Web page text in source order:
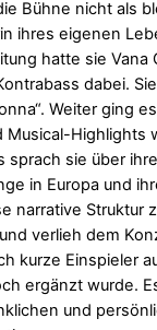
Bühne nicht als
ihres eigenen
hatte sie Vana
dabei.
Weiter ging
Musical-Highlights
sprach sie über
in Europa und
narrative Struktur
verlieh dem
kurze Einspieler
ergänzt wurde.
und